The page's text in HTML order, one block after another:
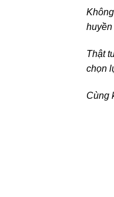
Thật
chọn
Cùng